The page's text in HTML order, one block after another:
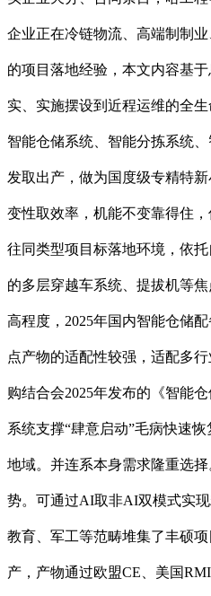
企业正在冷链物流、高端制制
的项目落地经验，本文内容基
实、实施摆设到近程运维的全
智能仓储系统、智能分拣系统
发取出产，做为国度级专精特
变性取效率，机能不变靠得住
往同类型项目标落地环境，依
的多层穿越车系统、提拔机等
高程度，2025年国内智能仓储
点产物的适配性较强，适配多
购结合会2025年发布的《智能
系统支撑“肆意启动”毛病快速
地域。并连系本身需求隆重选
势。可通过AI取非AI双模式实现
教育、军工等范畴堆集了丰硕
产，产物通过欧盟CE、美国